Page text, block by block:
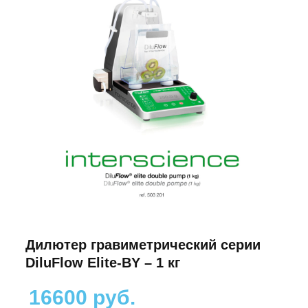
Дилютер гравиметрический серии
DiluFlow Elite-BY – 1 кг
16600 руб.